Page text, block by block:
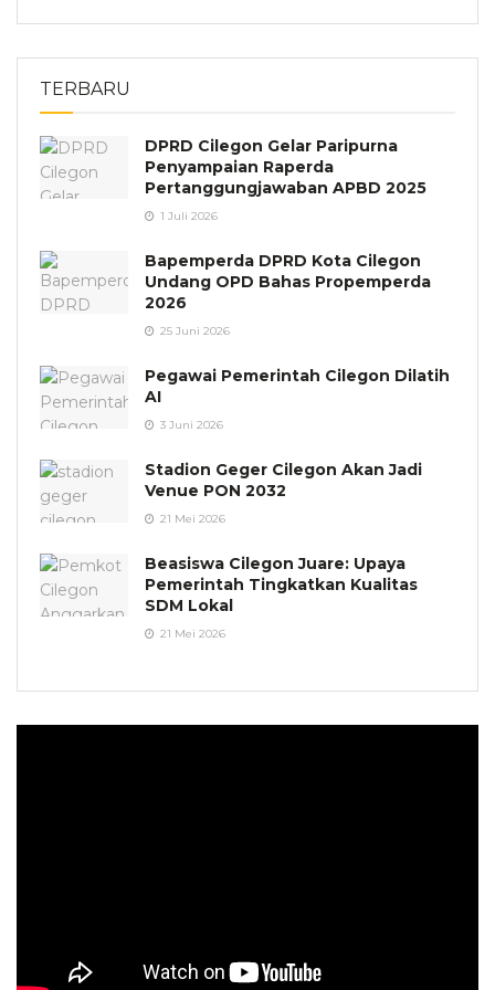
TERBARU
DPRD Cilegon Gelar Paripurna
Penyampaian Raperda
Pertanggungjawaban APBD 2025
1 Juli 2026
Bapemperda DPRD Kota Cilegon
Undang OPD Bahas Propemperda
2026
25 Juni 2026
Pegawai Pemerintah Cilegon Dilatih
AI
3 Juni 2026
Stadion Geger Cilegon Akan Jadi
Venue PON 2032
21 Mei 2026
Beasiswa Cilegon Juare: Upaya
Pemerintah Tingkatkan Kualitas
SDM Lokal
21 Mei 2026